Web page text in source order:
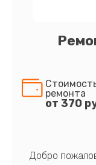
ремонта
от 370
Добро